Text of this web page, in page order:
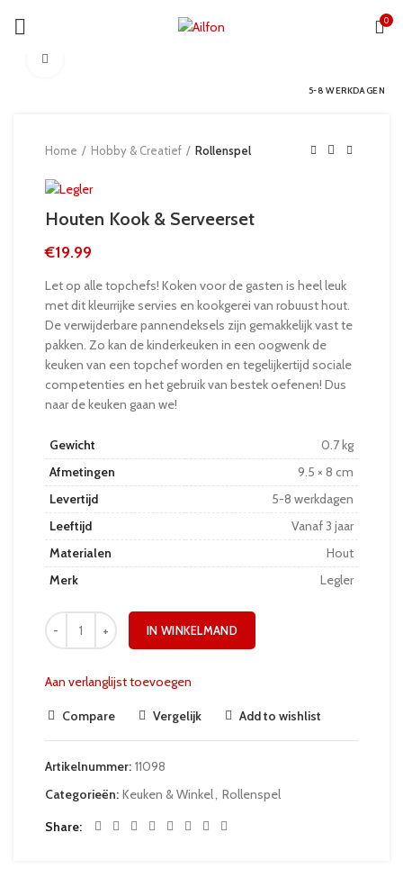
0
5-8 WERKDAGEN
Home Hobby & Creatief Rollenspel
Houten Kook & Serveerset
€19.99
Let op alle topchefs! Koken voor de gasten is heel leuk
met dit kleurrijke servies en kookgerei van robuust hout.
De verwijderbare pannendeksels zijn gemakkelijk vast te
pakken. Zo kan de kinderkeuken in een oogwenk de
keuken van een topchef worden en tegelijkertijd sociale
competenties en het gebruik van bestek oefenen! Dus
naar de keuken gaan we!
Gewicht
0.7 kg
Afmetingen
9.5 × 8 cm
Levertijd
5-8 werkdagen
Leeftijd
Vanaf 3 jaar
Materialen
Hout
Merk
Legler
IN WINKELMAND
Aan verlanglijst toevoegen
Compare Vergelijk Add to wishlist
Artikelnummer: 11098
Categorieën: Keuken & Winkel Rollenspel
Share